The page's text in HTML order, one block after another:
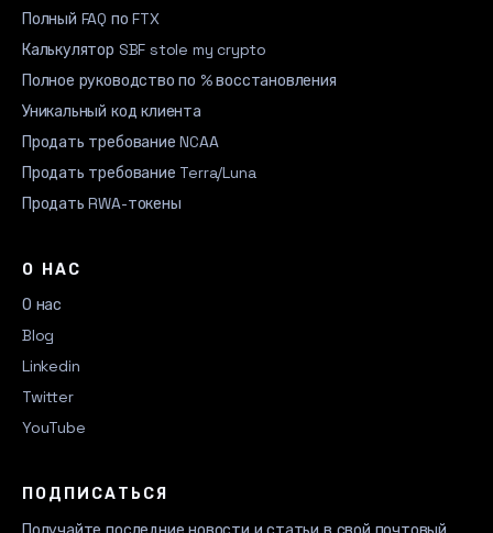
Полный FAQ по FTX
Калькулятор SBF stole my crypto
Полное руководство по % восстановления
Уникальный код клиента
Продать требование NCAA
Продать требование Terra/Luna
Продать RWA-токены
О НАС
О нас
Blog
Linkedin
Twitter
YouTube
ПОДПИСАТЬСЯ